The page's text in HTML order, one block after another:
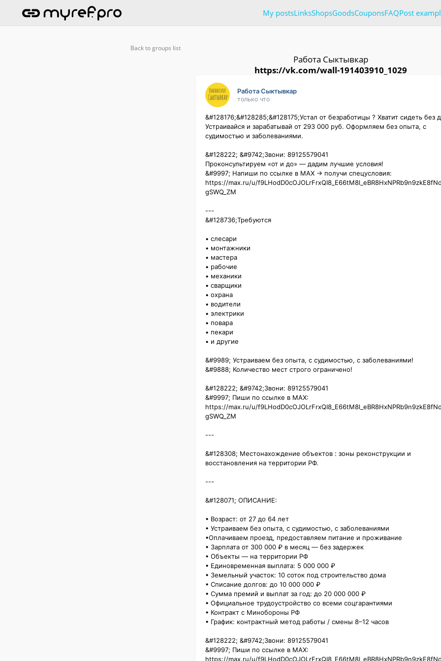
My postsLinksShopsGoodsCouponsFAQPost
Back to groups list
Работа Сыктывкар
https://vk.com/wall-191403910_1029
Работа Сыктывкар
только что
&#128176;&#128285;&#128175;Устал от безработицы ? Хватит сидеть без
Устраивайся и зарабатывай от 293 000 руб. Оформляем без опыта, с
судимостью и заболеваниями.
&#128222; &#9742;️Звони: 89125579041
Проконсультируем «от и до» — дадим лучшие условия!
&#9997;️ Напиши по ссылке в MAX → получи спецусловия:
https://max.ru/u/
gSWQ_ZM
---
&#128736;️Требуются
• слесари
• монтажники
• мастера
• рабочие
• механики
• сварщики
• охрана
• водители
• электрики
• повара
• пекари
• и другие
&#9989; Устраиваем без опыта, с судимостью, с заболеваниями!
&#9888;️ Количество мест строго ограничено!
&#128222; &#9742;️Звони: 89125579041
&#9997;️ Пиши по ссылке в MAX:
https://max.ru/u/
gSWQ_ZM
---
&#128308; Местонахождение объектов : зоны реконструкции и
восстановления на территории РФ.
---
&#128071; ОПИСАНИЕ:
• Возраст: от 27 до 64 лет
• Устраиваем без опыта, с судимостью, с заболеваниями
•Оплачиваем проезд, предоставляем питание и проживание
• Зарплата от 300 000 ₽ в месяц — без задержек
• Объекты — на территории РФ
• Единовременная выплата: 5 000 000 ₽
• Земельный участок: 10 соток под строительство дома
• Списание долгов: до 10 000 000 ₽
• Сумма премий и выплат за год: до 20 000 000 ₽
• Официальное трудоустройство со всеми соцгарантиями
• Контракт с Минобороны РФ
• График: контрактный метод работы / смены 8–12 часов
&#128222; &#9742;️Звони: 89125579041
&#9997;️ Пиши по ссылке в MAX:
https://max.ru/u/